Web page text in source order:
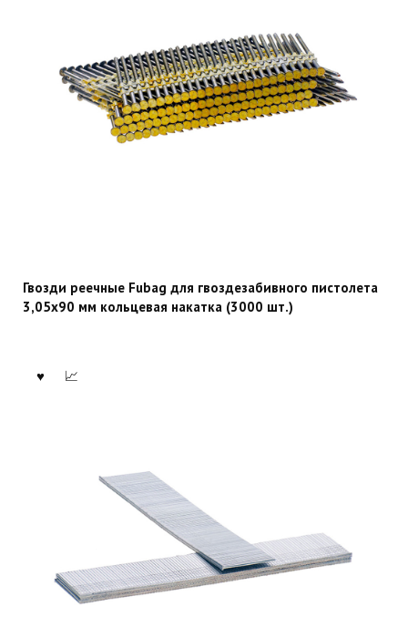
Гвозди реечные Fubag для гвоздезабивного пистолета
3,05х90 мм кольцевая накатка (3000 шт.)